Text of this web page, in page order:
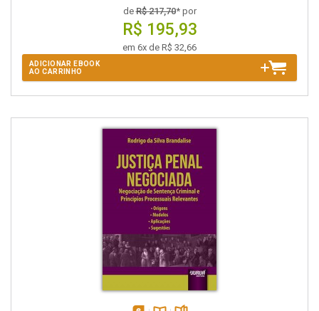
deR$ 217,70* por
R$ 195,93
em 6x de R$ 32,66
ADICIONAR EBOOK
AO CARRINHO